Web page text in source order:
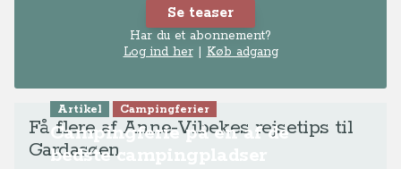
Se teaser
Har du et abonnement?
Log ind her| Køb adgang
Få flere af Anne-Vibekes rejsetips til
Gardasøen
Artikel Campingferier
Campingferie på en af de
bedste campingpladser